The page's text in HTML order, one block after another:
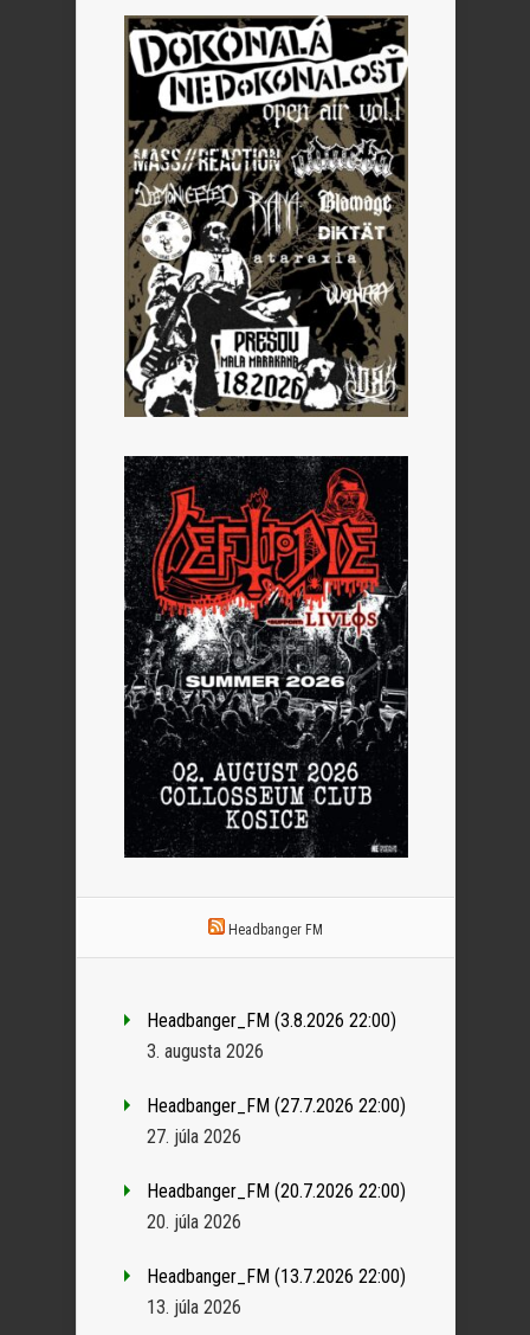
Headbanger FM
Headbanger_FM (3.8.2026 22:00)
3. augusta 2026
Headbanger_FM (27.7.2026 22:00)
27. júla 2026
Headbanger_FM (20.7.2026 22:00)
20. júla 2026
Headbanger_FM (13.7.2026 22:00)
13. júla 2026